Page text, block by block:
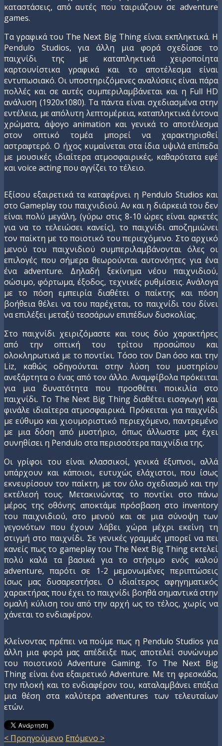
καταστάσεις, από αυτές που ταιριάζουν σε adventure
games.
Τα γραφικά του The Next Big Thing είναι εκπληκτικά. H
Pendulo Studios, για άλλη μια φορά σχεδίασε το
παιχνίδι της με καταπληκτικά χειροποίητα
καρτουνίστικα γραφικά και το αποτέλεσμα είναι
εντυπωσιακό. Οι υποστηριζόμενες αναλύσεις είναι πάρα
πολλές και σε αυτές συμπεριλαμβάνεται και η Full HD
ανάλυση (1920x1080). Τα πάντα είναι σχεδιασμένα στην
εντέλεια, με απόλυτη λεπτομέρεια, καταπληκτικά έντονα
χρώματα, άψογο animation και γενικά το αποτέλεσμα
στον οπτικό τομέα μπορεί να χαρακτηρισθεί
αστραφτερό. Ο ήχος κυμαίνεται στα ίδια υψιλά επίπεδα
με μουσικές ιδιαίτερα ατμοσφαιρικές, καθαρότατα εφέ
και voice acting που αγγίζει το τέλειο.
Εξίσου εξαιρετικά τα καταφέρνει η Pendulo Studios και
στο Gameplay του παιχνιδιού. Αν και η διάρκειά του δεν
είναι πολύ μεγάλη, (γύρω στις 8-10 ώρες είναι αρκετές
για να το τελειώσει κανείς), το παιχνίδι αποζημιώνει
τον παίκτη με το ποιοτικό του περιεχόμενο. Στο αρχικό
μενού του παιχνιδιού συμπεριλαμβάνονται όλες οι
επιλογές που σήμερα θεωρούνται αυτονόητες για ένα
ένα adventure. Δηλαδή ξεκίνημα νέου παιχνιδιού,
σώσιμο, φόρτωμα, έξοδος, τεχνικές ρυθμίσεις. Ανάλογα
με το πόση εμπειρία διαθέτει ο παίκτης και πόση
βοήθεια θέλει να του παρέχεται, το παιχνίδι του δίνει
να επιλέξει μεταξύ τεσσάρων επιπέδων δυσκολίας.
Στο παιχνίδι χειριζόμαστε και τους δύο χαρακτήρες
από την οπτική του τρίτου προσώπου και
ολοκληρωτικά με το ποντίκι. Τόσο τον Dan όσο και την
Liz, καθώς οδηγούνται στην λύση του μυστηρίου
ανεξάρτητα ο ένας από τον άλλο. Αναμφίβολα πρόκειται
για μια δυνατότητα που προσθέτει ποικιλία στο
παιχνίδι. Το The Next Big Thing διαθέτει εισαγωγή και
φινάλε ιδιαίτερα ατμοσφαιρικά. Πρόκειται για παιχνίδι
με εύθυμο και χιουμοριστικό περιεχόμενο, παντρεμένο
με μια δόση από μυστήριο, όπως άλλωστε μας έχει
συνηθίσει η Pendulo στα περισσότερα παιχνίδια της.
Οι γρίφοι του είναι κλασσικοί, γενικά έξυπνοι, αλλά
υπάρχουν και κάποιοι, ευτυχώς ελάχιστοι, που ίσως
εκνευρίσουν τον παίκτη, με τον όλο σχεδιασμό και την
εκτέλεσή τους. Μετακινώντας το ποντίκι στο πάνω
μέρος της οθόνης αποκτάμε πρόσβαση στο inventory
του παιχνιδιού, στο μενού και σε μια σύνοψη των
γεγονότων που έχουν λάβει χώρα μέχρι εκείνη τη
στιγμή στο παιχνίδι. Σε γενικές γραμμές μπορεί να πει
κανείς πως το gameplay του The Next Big Thing εκτελεί
πολύ καλά τα βασικά για το στήσιμο ενός καλού
adventure, παρότι σε 1-2 μεμονωμένες περιπτώσεις
ίσως μας δυσαρεστήσει. Ο ιδιαίτερος αφηγηματικός
χαρακτήρας που έχει το παιχνίδι βοηθά σημαντικά στην
ομαλή κύλιση του από την αρχή ως το τέλος, χωρίς να
χάνεται το ενδιαφέρον.
Κλείνοντας πρέπει να πούμε πως η Pendulo Studios για
άλλη μια φορά μας απέδειξε πως αποτελεί συνώνυμο
του ποιοτικού Adventure Gaming. Το The Next Big
Thing είναι ένα εξαιρετικό Adventure. Mε τη φρεσκάδα,
την πλοκή και το ενδιαφέρον του, καταλαμβάνει επάξια
μια θέση στα καλύτερα adventures των τελευταίων
ετών.
< Προηγούμενο Επόμενο >